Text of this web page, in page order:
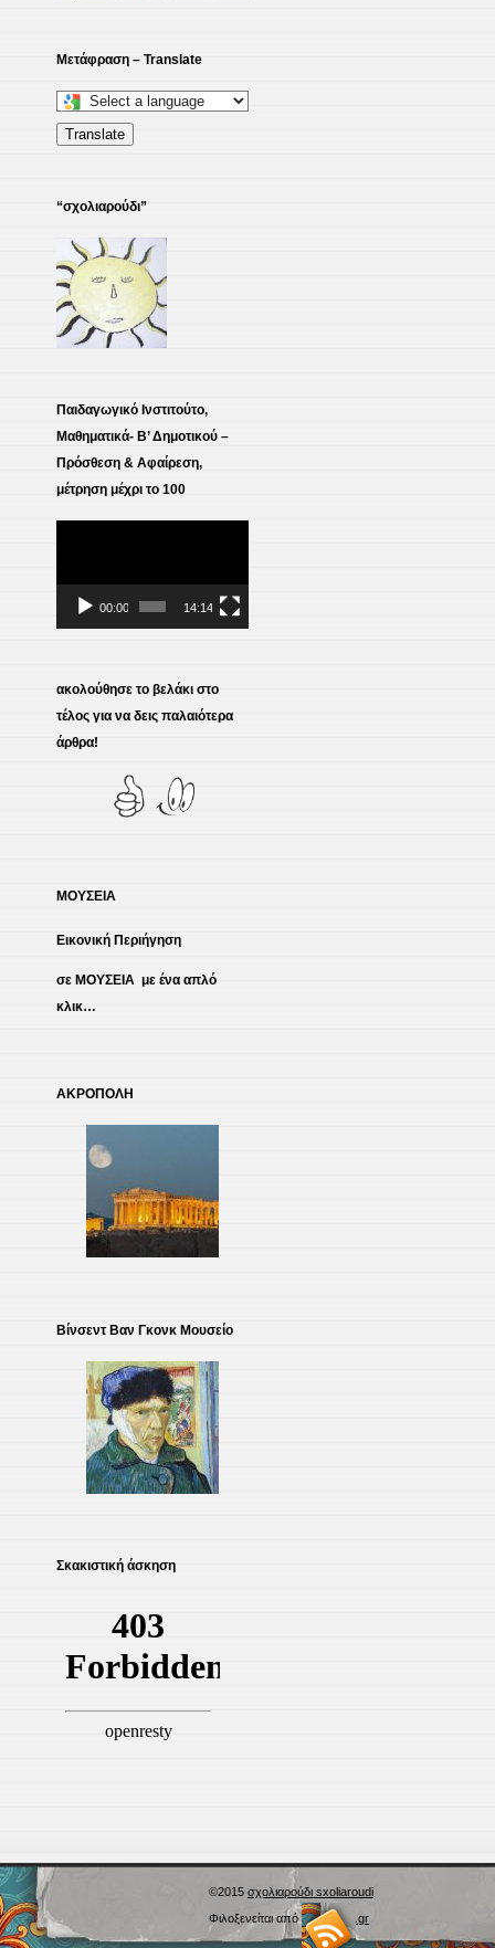
Μετάφραση – Translate
Select
a
translate
page
Translate
“σχολιαρούδι”
Παιδαγωγικό Ινστιτούτο,
Μαθηματικά- Β’ Δημοτικού –
Πρόσθεση & Αφαίρεση,
μέτρηση μέχρι το 100
Βίντεο
00:00 14:14
ακολούθησε το βελάκι στο
τέλος για να δεις παλαιότερα
άρθρα!
ΜΟΥΣΕΙΑ
Εικονική Περιήγηση
σε ΜΟΥΣΕΙΑ με ένα απλό
κλικ…
ΑΚΡΟΠΟΛΗ
Βίνσεντ Βαν Γκονκ Μουσείο
Σκακιστική άσκηση
©2015 σχολιαρούδι sxoliaroudi
Φιλοξενείται απόBlogs.sch.gr